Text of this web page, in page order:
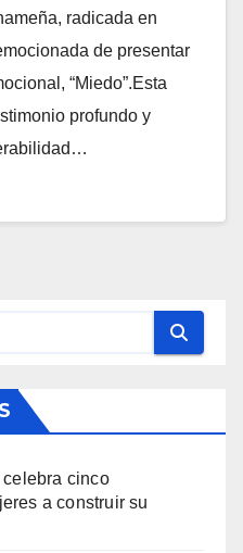
radicada en
de presentar
“Miedo”.Esta
profundo y
cinco
a construir su